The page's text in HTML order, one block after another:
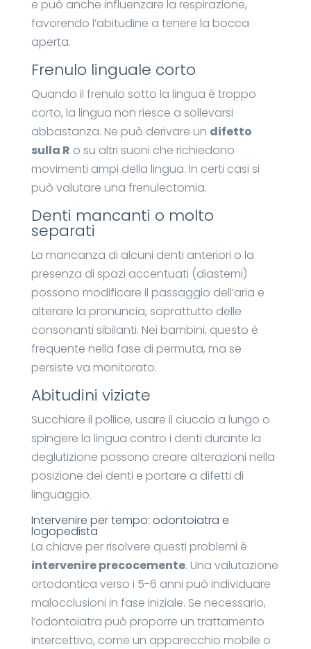
e può anche influenzare la respirazione,
favorendo l’abitudine a tenere la bocca
aperta.
Frenulo linguale corto
Quando il frenulo sotto la lingua è troppo
corto, la lingua non riesce a sollevarsi
abbastanza. Ne può derivare un difetto
sulla R o su altri suoni che richiedono
movimenti ampi della lingua. In certi casi si
può valutare una frenulectomia.
Denti mancanti o molto
separati
La mancanza di alcuni denti anteriori o la
presenza di spazi accentuati (diastemi)
possono modificare il passaggio dell’aria e
alterare la pronuncia, soprattutto delle
consonanti sibilanti. Nei bambini, questo è
frequente nella fase di permuta, ma se
persiste va monitorato.
Abitudini viziate
Succhiare il pollice, usare il ciuccio a lungo o
spingere la lingua contro i denti durante la
deglutizione possono creare alterazioni nella
posizione dei denti e portare a difetti di
linguaggio.
Intervenire per tempo: odontoiatra e
logopedista
La chiave per risolvere questi problemi è
intervenire precocemente. Una valutazione
ortodontica verso i 5-6 anni può individuare
malocclusioni in fase iniziale. Se necessario,
l’odontoiatra può proporre un trattamento
intercettivo, come un apparecchio mobile o